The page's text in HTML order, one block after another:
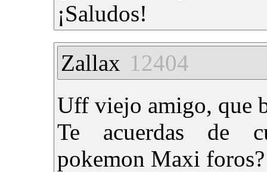
¡Saludos!
Zallax 12404
Uff viejo amigo, que
Te acuerdas de
pokemon Maxi